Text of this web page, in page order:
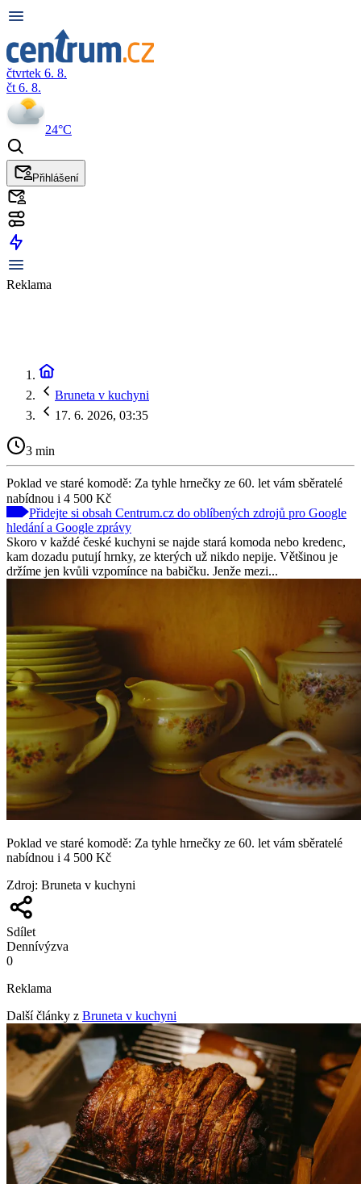
čtvrtek 6. 8.
čt 6. 8.
24°C
Přihlášení
Reklama
Bruneta v kuchyni
17. 6. 2026, 03:35
3 min
Poklad ve staré komodě: Za tyhle hrnečky ze 60. let vám sběratelé
nabídnou i 4 500 Kč
Přidejte si obsah Centrum.cz do oblíbených zdrojů pro Google
hledání a Google zprávy
Skoro v každé české kuchyni se najde stará komoda nebo kredenc,
kam dozadu putují hrnky, ze kterých už nikdo nepije. Většinou je
držíme jen kvůli vzpomínce na babičku. Jenže mezi...
Poklad ve staré komodě: Za tyhle hrnečky ze 60. let vám sběratelé
nabídnou i 4 500 Kč
Zdroj: Bruneta v kuchyni
Sdílet
Dennívýzva
0
Reklama
Další články z Bruneta v kuchyni